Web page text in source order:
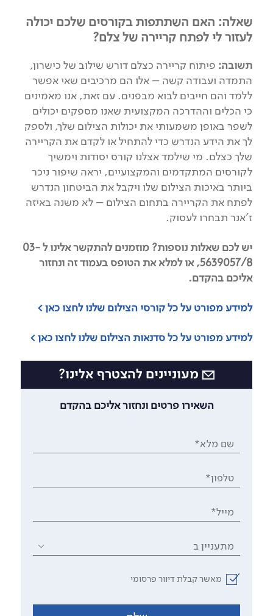
שאלה: האם השתתפות בקורסים שלכם יכולה
לעזור לי לפתח קריירה של צלם?
תשובה: פיתוח קריירה כצלם דורש שילוב של כישרון,
התמדה ועבודה קשה – אלו הם מרכיבים שאי אפשר
ללמד והם חייבים לבוא מבפנים. עם זאת, אנו מאמינים
כי הכלים וההדרכה המקצועית שאנו מספקים יכולים
לשפר באופן משמעותי את יכולות הצילום שלך, ולספק
לך את הידע הנדרש כדי להתחיל או לקדם את הקריירה
שלך כצלם. מי שילמד אצלנו קורס יסודות וימשיך
לקורסים המתקדמים והמקצועיים, יראה שיפור ניכר
ביותר באיכות הצילום שלו ויקבל את הביטחון הנדרש
לפתח את הקריירה בתחום הצילום – לא משנה באיזה
ז'אנר תבחרו לעסוק.
יש לכם שאלות נוספות? מוזמנים להתקשר אלינו ל 03-
5639057/8, או למלא את הטופס בעמוד זה ונחזור
אליכם בהקדם.
למידע מפורט על כל קורסי הצילום שלנו לחצו כאן >
למידע מפורט על כל סדנאות הצילום שלנו לחצו כאן >
מעוניינים להצטרף אלינו?
השאירו פרטים ונחזור אליכם בהקדם
שם מלא*
טלפון*
מייל*
מתעניין ב
מאשר קבלת דיוור פרסומי